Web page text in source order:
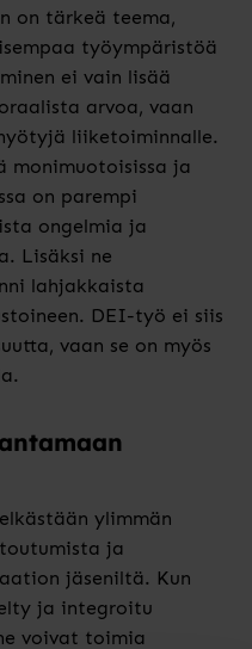
on tärkeä teema,
työympäristöä
ei vain lisää
arvoa, vaan
liiketoiminnalle.
monimuotoisissa ja
on parempi
ongelmia ja
Lisäksi ne
lahjakkaista
DEI-työ ei siis
vaan se on myös
ylimmän
ja
jäseniltä. Kun
ja integroitu
voivat toimia